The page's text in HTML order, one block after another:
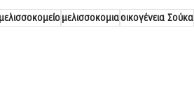
μελισσοκομιαοικογένεια Σούκα